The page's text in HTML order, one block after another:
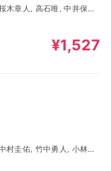
¥1,527